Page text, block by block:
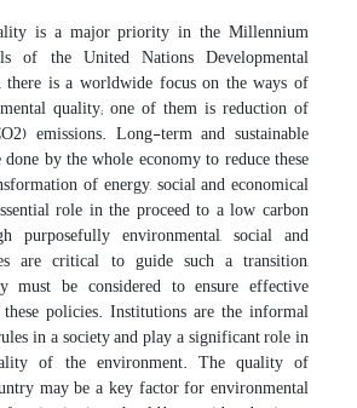
is a major priority in the Millennium
of the United Nations Developmental
there is a worldwide focus on the ways of
quality; one of them is reduction of
emissions. Long-term and sustainable
by the whole economy to reduce these
of energy, social and economical
role in the proceed to a low carbon
purposefully environmental, social and
are critical to guide such a transition,
must be considered to ensure effective
policies. Institutions are the informal
in a society and play a significant role in
of the environment. The quality of
may be a key factor for environmental